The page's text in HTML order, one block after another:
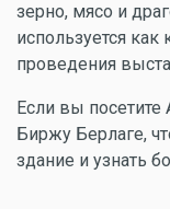
зерно, мясо и
используется
проведения
Если вы посетите
Биржу Берлаге,
здание и узнать